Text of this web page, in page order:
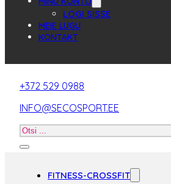
LOGI SISSE
MEIE LUGU
KONTAKT
+372 529 0988
INFO@SECOSPORT.EE
Otsi
FITNESS-CROSSFIT